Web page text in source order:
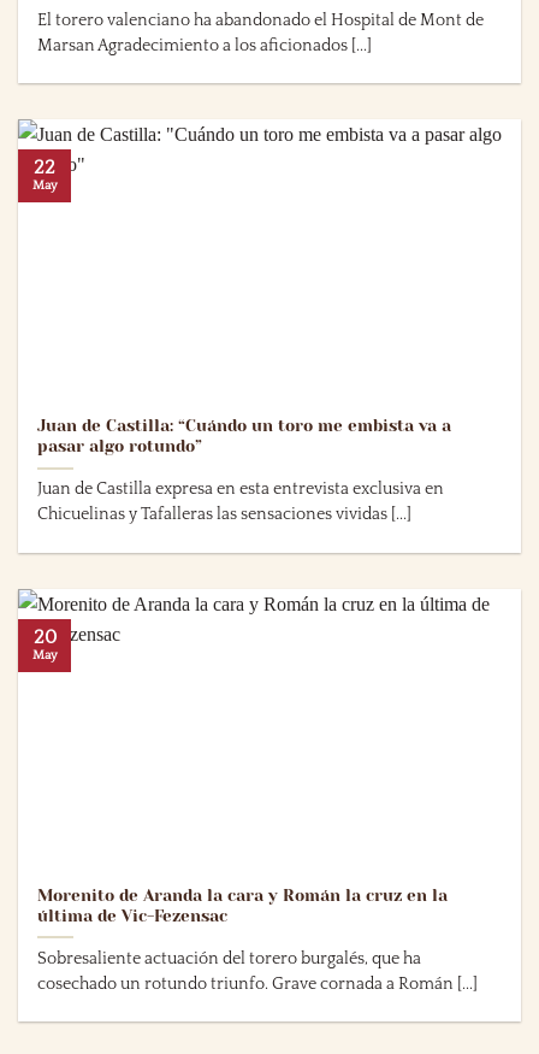
El torero valenciano ha abandonado el Hospital de Mont de
Marsan Agradecimiento a los aficionados [...]
Juan de Castilla: “Cuándo un toro me embista va a
pasar algo rotundo”
Juan de Castilla expresa en esta entrevista exclusiva en
Chicuelinas y Tafalleras las sensaciones vividas [...]
22
May
Morenito de Aranda la cara y Román la cruz en la
última de Vic-Fezensac
Sobresaliente actuación del torero burgalés, que ha
cosechado un rotundo triunfo. Grave cornada a Román [...]
20
May